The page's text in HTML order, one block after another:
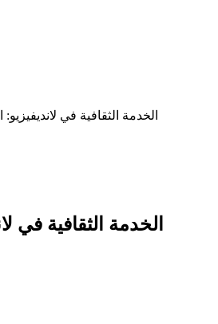
الخدمة الثقافية في
الخدمة الثقافية في